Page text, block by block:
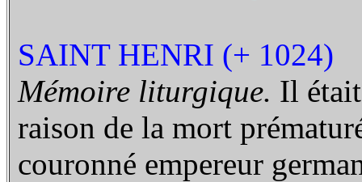
SAINT HENRI (+ 1024)
Mémoire liturgique. Il
raison de la mort
couronné empereur